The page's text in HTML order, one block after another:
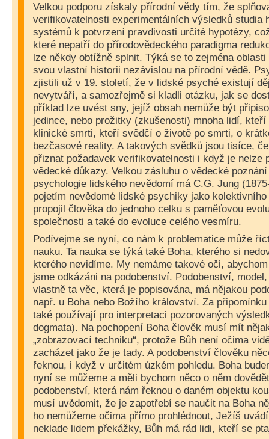
Velkou podporu získaly přírodní vědy tím, že
verifikovatelnosti experimentálních výsledků studia
systémů k potvrzení pravdivosti určité hypotézy,
které nepatří do přírodovědeckého paradigma
lze někdy obtížně splnit. Týká se to zejména
svou vlastní historii nezávislou na přírodní vědě.
zjistili už v 19. století, že v lidské psyché existují
nevytváří, a samozřejmě si kladli otázku, jak se
příklad lze uvést sny, jejíž obsah nemůže být
jedince, nebo prožitky (zkušenosti) mnoha lidí,
klinické smrti, kteří svědčí o životě po smrti, o
bezčasové reality. A takových svědků jsou tisíce,
přiznat požadavek verifikovatelnosti i když je nelze
vědecké důkazy. Velkou zásluhu o vědecké
psychologie lidského nevědomí má C.G. Jung
pojetím nevědomé lidské psychiky jako
propojil člověka do jednoho celku s paměťovou
společnosti a také do evoluce celého vesmíru.
Podívejme se nyní, co nám k problematice může
nauku. Ta nauka se týká také Boha, kterého si
kterého nevidíme. My nemáme takové oči,
jsme odkázáni na podobenství. Podobenství,
vlastně ta věc, která je popisována, má nějakou
např. u Boha nebo Božího království. Za
také používají pro interpretaci pozorovaných
dogmata). Na pochopení Boha člověk musí mít
„zobrazovací techniku“, protože Bůh není očima
zacházet jako že je tady. A podobenství člověku
řeknou, i když v určitém úzkém pohledu. Boha
nyní se můžeme a měli bychom něco o něm
podobenství, která nám řeknou o daném objektu
musí uvědomit, že je zapotřebí se naučit na Boha
ho nemůžeme očima přímo prohlédnout, Ježíš
neklade lidem překážky, Bůh má rád lidi, kteří se